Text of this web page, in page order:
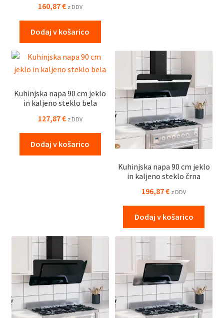
160,87€ z DDV
Dodaj v košarico
Kuhinjska napa 90 cm jeklo
in kaljeno steklo bela
127,87€ z DDV
Dodaj v košarico
Kuhinjska napa 90 cm jeklo
in kaljeno steklo črna
196,87€ z DDV
Dodaj v košarico